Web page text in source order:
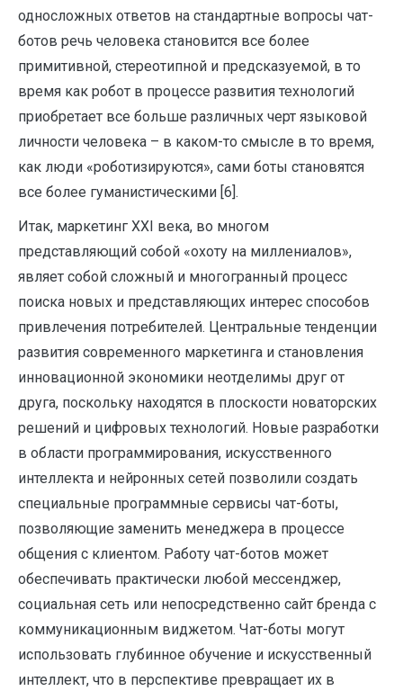
односложных ответов на стандартные вопросы чат-
ботов речь человека становится все более
примитивной, стереотипной и предсказуемой, в то
время как робот в процессе развития технологий
приобретает все больше различных черт языковой
личности человека – в каком-то смысле в то время,
как люди «роботизируются», сами боты становятся
все более гуманистическими [6].
Итак, маркетинг XXI века, во многом
представляющий собой «охоту на миллениалов»,
являет собой сложный и многогранный процесс
поиска новых и представляющих интерес способов
привлечения потребителей. Центральные тенденции
развития современного маркетинга и становления
инновационной экономики неотделимы друг от
друга, поскольку находятся в плоскости новаторских
решений и цифровых технологий. Новые разработки
в области программирования, искусственного
интеллекта и нейронных сетей позволили создать
специальные программные сервисы чат-боты,
позволяющие заменить менеджера в процессе
общения с клиентом. Работу чат-ботов может
обеспечивать практически любой мессенджер,
социальная сеть или непосредственно сайт бренда с
коммуникационным виджетом. Чат-боты могут
использовать глубинное обучение и искусственный
интеллект, что в перспективе превращает их в